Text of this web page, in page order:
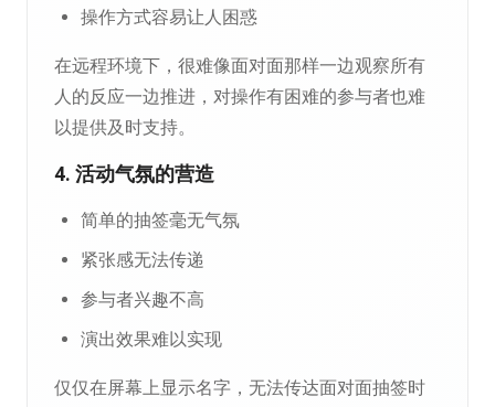
操作方式容易让人困惑
在远程环境下，很难像面对面那样一边观察所有
人的反应一边推进，对操作有困难的参与者也难
以提供及时支持。
4. 活动气氛的营造
简单的抽签毫无气氛
紧张感无法传递
参与者兴趣不高
演出效果难以实现
仅仅在屏幕上显示名字，无法传达面对面抽签时